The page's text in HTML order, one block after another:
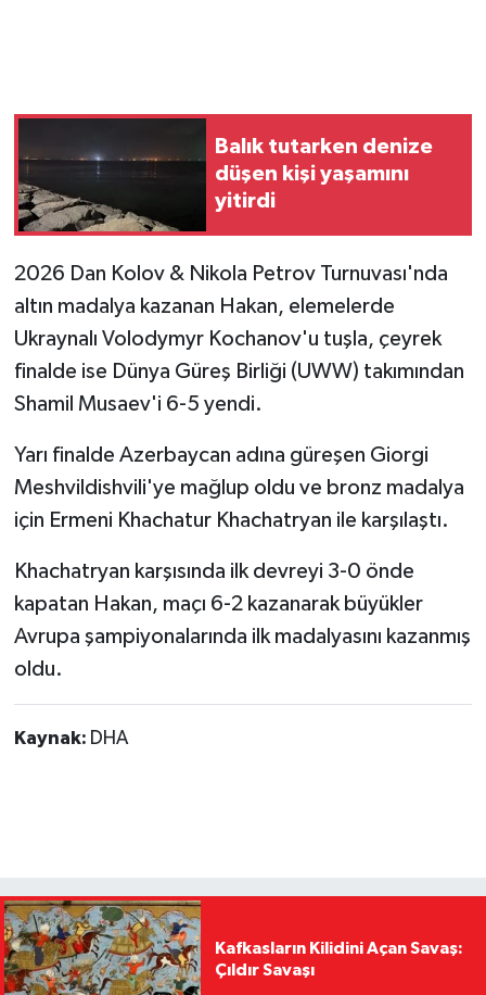
Balık tutarken denize
düşen kişi yaşamını
yitirdi
2026 Dan Kolov & Nikola Petrov Turnuvası'nda
altın madalya kazanan Hakan, elemelerde
Ukraynalı Volodymyr Kochanov'u tuşla, çeyrek
finalde ise Dünya Güreş Birliği (UWW) takımından
Shamil Musaev'i 6-5 yendi.
Yarı finalde Azerbaycan adına güreşen Giorgi
Meshvildishvili'ye mağlup oldu ve bronz madalya
için Ermeni Khachatur Khachatryan ile karşılaştı.
Khachatryan karşısında ilk devreyi 3-0 önde
kapatan Hakan, maçı 6-2 kazanarak büyükler
Avrupa şampiyonalarında ilk madalyasını kazanmış
oldu.
Kaynak: DHA
Kafkasların Kilidini Açan Savaş:
Çıldır Savaşı